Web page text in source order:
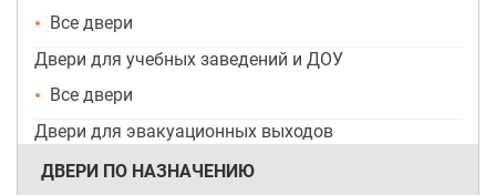
Все двери
Двери для учебных заведений и ДОУ
Все двери
Двери для эвакуационных выходов
ДВЕРИ ПО НАЗНАЧЕНИЮ